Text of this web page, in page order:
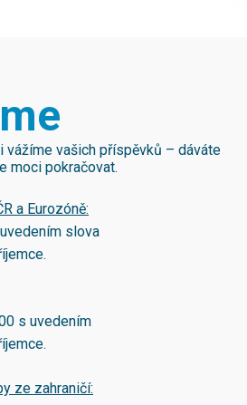
vážíme vašich příspěvků – dáváte
moci pokračovat.
a Eurozóně:
slova
s uvedením
ze zahraničí: